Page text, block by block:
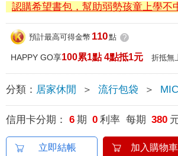
認購希望書包，幫助弱勢孩童上學不
預計最高可得金幣 110點 ?
HAPPY GO享100累1點 4點抵1元 折抵無
分類： 居家休閒 ＞ 流行包袋 ＞
信用卡分期： 6 期 0 利率 每期 380
立即結帳 加入購物車